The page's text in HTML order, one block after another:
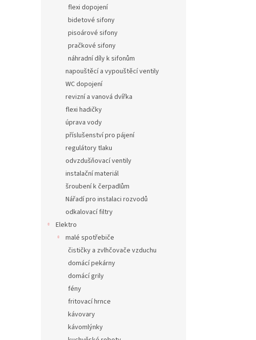
flexi dopojení
bidetové sifony
pisoárové sifony
pračkové sifony
náhradní díly k sifonům
napouštěcí a vypouštěcí ventily
WC dopojení
revizní a vanová dvířka
flexi hadičky
úprava vody
příslušenství pro pájení
regulátory tlaku
odvzdušňovací ventily
instalační materiál
šroubení k čerpadlům
Nářadí pro instalaci rozvodů
odkalovací filtry
Elektro
malé spotřebiče
čističky a zvlhčovače vzduchu
domácí pekárny
domácí grily
fény
fritovací hrnce
kávovary
kávomlýnky